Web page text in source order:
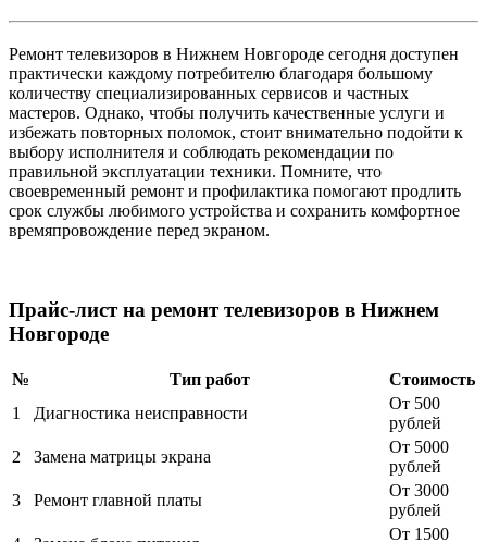
Ремонт телевизоров в Нижнем Новгороде сегодня доступен
практически каждому потребителю благодаря большому
количеству специализированных сервисов и частных
мастеров. Однако, чтобы получить качественные услуги и
избежать повторных поломок, стоит внимательно подойти к
выбору исполнителя и соблюдать рекомендации по
правильной эксплуатации техники. Помните, что
своевременный ремонт и профилактика помогают продлить
срок службы любимого устройства и сохранить комфортное
времяпровождение перед экраном.
Прайс-лист на ремонт телевизоров в Нижнем
Новгороде
№ Тип работ
Стоимость
1
Диагностика неисправности
От 500
рублей
2
Замена матрицы экрана
От 5000
рублей
3
Ремонт главной платы
От 3000
рублей
От 1500